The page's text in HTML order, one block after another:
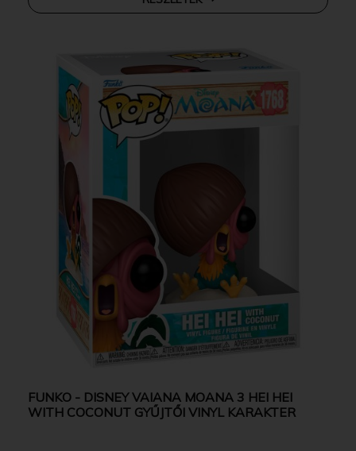
FUNKO - DISNEY VAIANA MOANA 3 HEI HEI
WITH COCONUT GYŰJTŐI VINYL KARAKTER